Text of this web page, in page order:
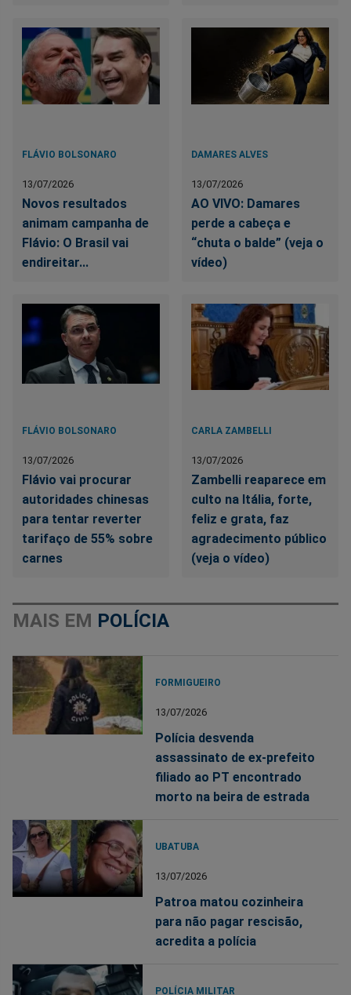
FLÁVIO BOLSONARO
13/07/2026
Novos resultados
animam campanha de
Flávio: O Brasil vai
endireitar...
DAMARES ALVES
13/07/2026
AO VIVO: Damares
perde a cabeça e
“chuta o balde” (veja o
vídeo)
FLÁVIO BOLSONARO
13/07/2026
Flávio vai procurar
autoridades chinesas
para tentar reverter
tarifaço de 55% sobre
carnes
CARLA ZAMBELLI
13/07/2026
Zambelli reaparece em
culto na Itália, forte,
feliz e grata, faz
agradecimento público
(veja o vídeo)
MAIS EM POLÍCIA
FORMIGUEIRO
13/07/2026
Polícia desvenda
assassinato de ex-prefeito
filiado ao PT encontrado
morto na beira de estrada
UBATUBA
13/07/2026
Patroa matou cozinheira
para não pagar rescisão,
acredita a polícia
POLÍCIA MILITAR